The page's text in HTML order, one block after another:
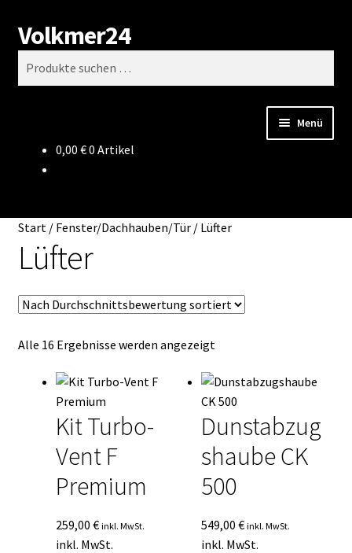
Zur
Navigation
springen
Zum
Inhalt
springen
Volkmer24
Suchen
Menü
Impressum
Mein Konto
Mein Konto
Vertrag widerrufen
Warenkorb
0,00 €0 Artikel
Start/ Fenster/Dachhauben/Tür/ Lüfter
Lüfter
Alle 16 Ergebnisse werden angezeigtNach
sortiert
Kit Turbo-
Vent F
Premium
259,00 € inkl. MwSt.
inkl. MwSt.
Dunstabzug
shaube CK
500
549,00€ inkl. MwSt.
inkl. MwSt.